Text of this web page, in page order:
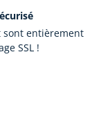
sont entièrement
SSL !